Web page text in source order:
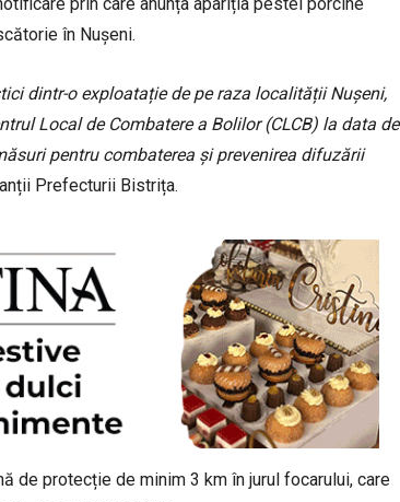
în Nușeni.
dintr-o exploatație de pe raza localității Nușeni,
Local de Combatere a Bolilor (CLCB) la data de
pentru combaterea şi prevenirea difuzării
Prefecturii Bistrița.
de protecție de minim 3 km în jurul focarului, care